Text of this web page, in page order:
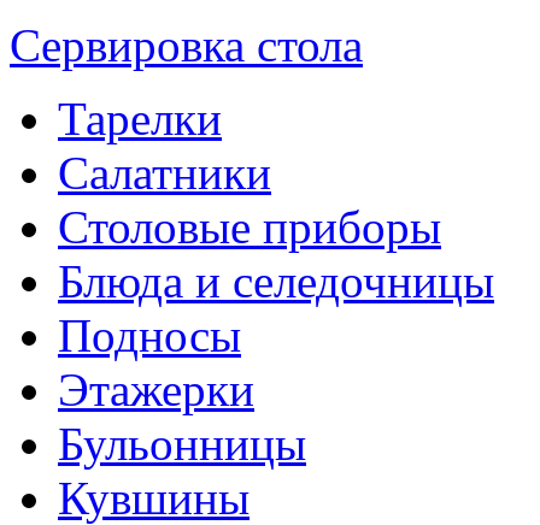
Сервировка стола
Тарелки
Салатники
Столовые приборы
Блюда и селедочницы
Подносы
Этажерки
Бульонницы
Кувшины